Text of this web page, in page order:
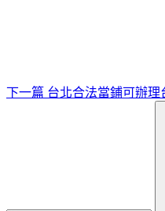
下一篇 台北合法當鋪可辦